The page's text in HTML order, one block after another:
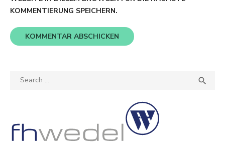
KOMMENTIERUNG SPEICHERN.
Search
